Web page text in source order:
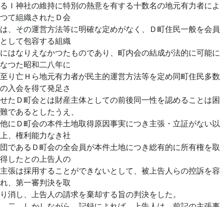
るＩ神社の維持に特別の熱意を有する十数名の地元有力者によ
つて組織されたＤ会
は、その運営方法等に明確な定めがなく、Ｄ町住民一般を会員
として包容する組織
にはなりえなかつたものであり、町内会の結成が法的に可能に
なつた昭和二八年に
至り亡Ｈら地元有力者が民主的運営方法等を定め同町住民多数
の入会を得て発足さ
せたＤ町会とは財産主体としての前後同一性を認めることは困
難であるとしたうえ、
他にＤ町会の本件土地取得原因事実につき主張・立証がない以
上、権利能力なき社
団であるＤ町会の全会員が本件土地につき総有的に所有権を取
得したとの上告人の
主張は採用することができないとして、被上告人らの控訴を容
れ、第一審判決を取
り消し、上告人の請求を棄却する旨の判決をした。